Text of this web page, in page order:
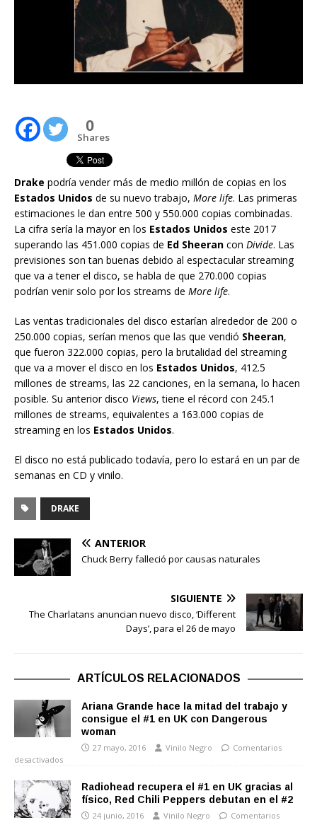
0
Shares
Drake podría vender más de medio millón de copias en los
Estados Unidos de su nuevo trabajo, More life. Las primeras
estimaciones le dan entre 500 y 550.000 copias combinadas.
La cifra sería la mayor en los Estados Unidos este 2017
superando las 451.000 copias de Ed Sheeran con Divide. Las
previsiones son tan buenas debido al espectacular streaming
que va a tener el disco, se habla de que 270.000 copias
podrían venir solo por los streams de More life.
Las ventas tradicionales del disco estarían alrededor de 200 o
250.000 copias, serían menos que las que vendió Sheeran,
que fueron 322.000 copias, pero la brutalidad del streaming
que va a mover el disco en los Estados Unidos, 412.5
millones de streams, las 22 canciones, en la semana, lo hacen
posible. Su anterior disco Views, tiene el récord con 245.1
millones de streams, equivalentes a 163.000 copias de
streaming en los Estados Unidos.
El disco no está publicado todavía, pero lo estará en un par de
semanas en CD y vinilo.
DRAKE
ANTERIOR
Chuck Berry falleció por causas naturales
SIGUIENTE
The Charlatans anuncian nuevo disco, ‘Different
Days’, para el 26 de mayo
ARTÍCULOS RELACIONADOS
Ariana Grande hace la mitad del trabajo y
consigue el #1 en UK con Dangerous
woman
27 mayo, 2016 Vinilo Negro
Comentarios
desactivados
Radiohead recupera el #1 en UK gracias al
físico, Red Chili Peppers debutan en el #2
24 junio, 2016 Vinilo Negro Comentarios